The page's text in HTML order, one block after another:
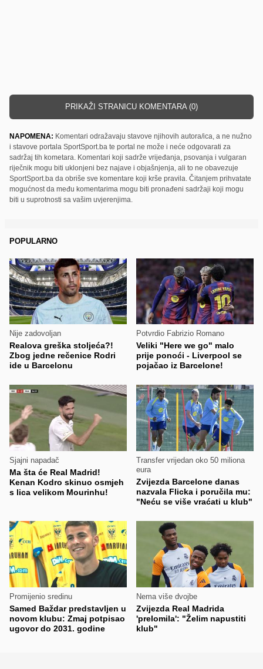
PRIKAŽI STRANICU KOMENTARA (0)
NAPOMENA: Komentari odražavaju stavove njihovih autora/ica, a ne nužno
i stavove portala SportSport.ba te portal ne može i neće odgovarati za
sadržaj tih kometara. Komentari koji sadrže vrijeđanja, psovanja i vulgaran
riječnik mogu biti uklonjeni bez najave i objašnjenja, ali to ne obavezuje
SportSport.ba da obriše sve komentare koji krše pravila. Čitanjem prihvatate
mogućnost da među komentarima mogu biti pronađeni sadržaji koji mogu
biti u suprotnosti sa vašim uvjerenjima.
POPULARNO
Nije zadovoljan
Realova greška stoljeća?!
Zbog jedne rečenice Rodri
ide u Barcelonu
Potvrdio Fabrizio Romano
Veliki "Here we go" malo
prije ponoći - Liverpool se
pojačao iz Barcelone!
Sjajni napadač
Ma šta će Real Madrid!
Kenan Kodro skinuo osmjeh
s lica velikom Mourinhu!
Transfer vrijedan oko 50 miliona
eura
Zvijezda Barcelone danas
nazvala Flicka i poručila mu:
"Neću se više vraćati u klub"
Promijenio sredinu
Samed Baždar predstavljen u
novom klubu: Zmaj potpisao
ugovor do 2031. godine
Nema više dvojbe
Zvijezda Real Madrida
'prelomila': "Želim napustiti
klub"